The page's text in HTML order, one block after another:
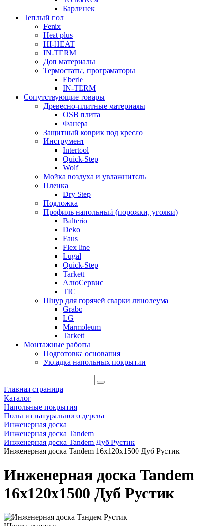
Барлинек
Теплый пол
Fenix
Heat plus
HI-HEAT
IN-TERM
Доп материалы
Термостаты, програматоры
Eberle
IN-TERM
Сопутствующие товары
Древесно-плитные материалы
OSB плита
Фанера
Защитный коврик под кресло
Инструмент
Intertool
Quick-Step
Wolf
Мойка воздуха и увлажнитель
Пленка
Dry Step
Подложка
Профиль напольный (порожки, уголки)
Balterio
Deko
Faus
Flex line
Lugal
Quick-Step
Tarkett
АлюСервис
ТІС
Шнур для горячей сварки линолеума
Grabo
LG
Marmoleum
Tarkett
Монтажные работы
Подготовка основания
Укладка напольных покрытий
Главная страница
Каталог
Напольные покрытия
Полы из натурального дерева
Инженерная доска
Инженерная доска Tandem
Инженерная доска Tandem Дуб Рустик
Инженерная доска Tandem 16х120х1500 Дуб Рустик
Инженерная доска Tandem
16х120х1500 Дуб Рустик